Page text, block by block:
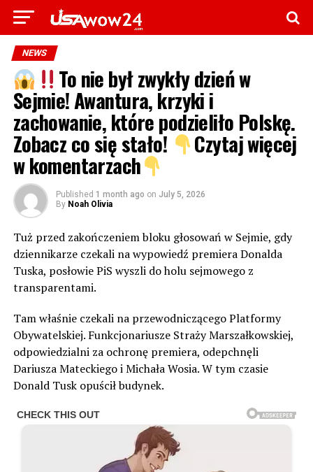
NEWS
To nie był zwykły dzień w
Sejmie! Awantura, krzyki i
zachowanie, które podzieliło Polskę.
Zobacz co się stało! Czytaj więcej
w komentarzach
Published 1 month ago on July 5, 2026
By Noah Olivia
Tuż przed zakończeniem bloku głosowań w Sejmie, gdy
dziennikarze czekali na wypowiedź premiera Donalda
Tuska, posłowie PiS wyszli do holu sejmowego z
transparentami.
Tam właśnie czekali na przewodniczącego Platformy
Obywatelskiej. Funkcjonariusze Straży Marszałkowskiej,
odpowiedzialni za ochronę premiera, odepchnęli
Dariusza Mateckiego i Michała Wosia. W tym czasie
Donald Tusk opuścił budynek.